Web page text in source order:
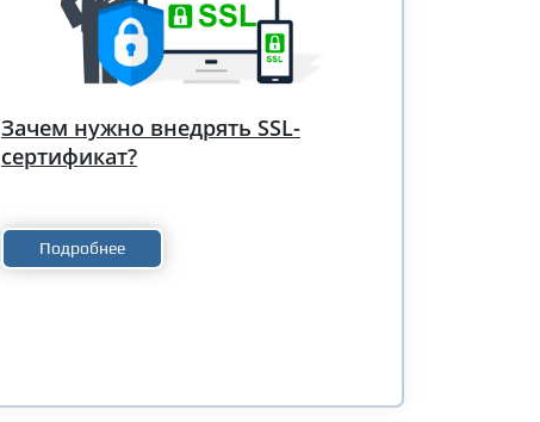
Зачем нужно внедрять SSL-
сертификат?
Подробнее